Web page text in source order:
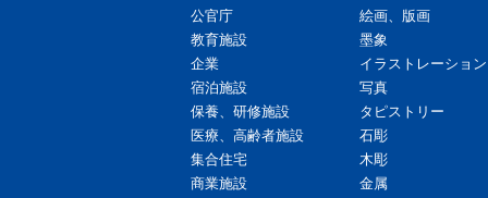
公官庁
教育施設
企業
宿泊施設
保養、研修施設
医療、高齢者施設
集合住宅
商業施設
絵画、版画
墨象
イラストレーション
写真
タピストリー
石彫
木彫
金属